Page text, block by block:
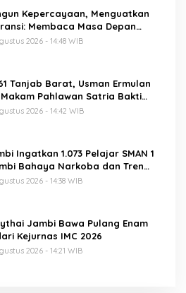
Kepercayaan, Menguatkan
Membaca Masa Depan
Haji sebagai Amanah Publik
2026 - 14:48 WIB
Tanjab Barat, Usman Ermulan
Pahlawan Satria Bakti
Nama Selempang Merah
2026 - 14:42 WIB
Ingatkan 1.073 Pelajar SMAN 1
Bahaya Narkoba dan Tren
2026 - 14:38 WIB
Jambi Bawa Pulang Enam
Kejurnas IMC 2026
2026 - 14:21 WIB